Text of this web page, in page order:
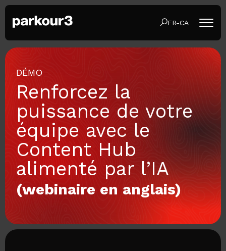
FR-CA
DÉMO
Renforcez la
puissance de votre
équipe avec le
Content Hub
alimenté par l’IA
(webinaire en anglais)